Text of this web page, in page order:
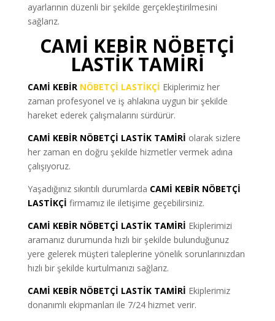
ayarlarının düzenli bir şekilde gerçekleştirilmesini
sağlarız.
CAMİ KEBİR NÖBETÇİ
LASTİK TAMİRİ
CAMİ KEBİR NÖBETÇİ LASTİKÇİ Ekiplerimiz her
zaman profesyonel ve iş ahlakına uygun bir şekilde
hareket ederek çalışmalarını sürdürür.
CAMİ KEBİR NÖBETÇİ LASTİK TAMİRİ olarak sizlere
her zaman en doğru şekilde hizmetler vermek adına
çalışıyoruz.
Yaşadığınız sıkıntılı durumlarda CAMİ KEBİR NÖBETÇİ
LASTİKÇİ firmamız ile iletişime geçebilirsiniz.
CAMİ KEBİR NÖBETÇİ LASTİK TAMİRİ Ekiplerimizi
aramanız durumunda hızlı bir şekilde bulunduğunuz
yere gelerek müşteri taleplerine yönelik sorunlarınızdan
hızlı bir şekilde kurtulmanızı sağlarız.
CAMİ KEBİR NÖBETÇİ LASTİK TAMİRİ Ekiplerimiz
donanımlı ekipmanları ile 7/24 hizmet verir.